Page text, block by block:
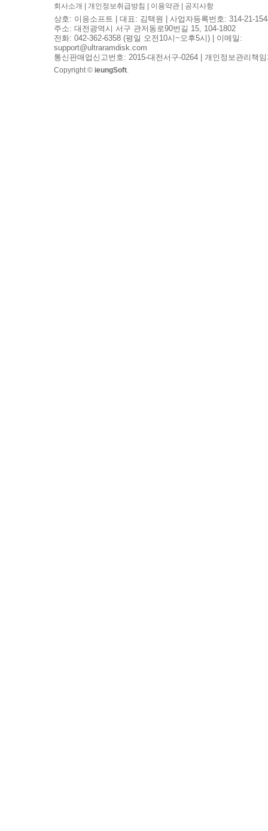
회사소개 개인정보취급방침 이용약관 공지사항
상호: 이응소프트 | 대표: 김택원 | 사업자등록번호: 314-21-
주소: 대전광역시 서구 관저동로90번길 15, 104-1802
전화: 042-362-6358 (평일 오전10시~오후5시) | 이메일:
support@ultraramdisk.com
통신판매업신고번호: 2015-대전서구-0264 | 개인정보관리책
Copyright © ieungSoft.